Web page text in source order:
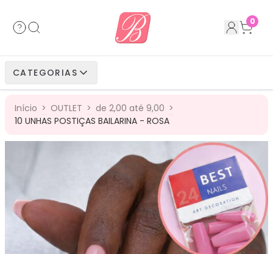
0
CATEGORIAS
Cabelos Humanos
Cabelos Bio Vegetais
Cabelos Humanos
Cabelos Bio Vegetais
Cabelos Bio Fibra
Início > OUTLET > de 2,00 até 9,00 >
10 UNHAS POSTIÇAS BAILARINA - ROSA